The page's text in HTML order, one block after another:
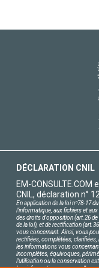
DÉCLARATION CNIL
EM-CONSULTE.COM
CNIL, déclaration n°
En application de la loi nº78-17
l'informatique, aux fichiers et
des droits d'opposition (art.26 de
de la loi), et de rectification
vous concernant. Ainsi, vous
rectifiées, complétées,
les informations vous
incomplètes, équivoques,
l'utilisation ou la conservation est
Les informations personnelles